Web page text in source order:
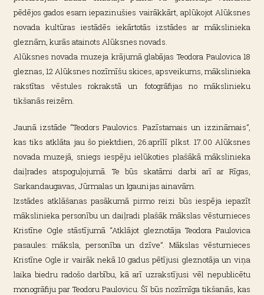
pēdējos gados esam iepazinušies vairākkārt, aplūkojot Alūksnes
novada kultūras iestādēs iekārtotās izstādes ar mākslinieka
gleznām, kurās atainots Alūksnes novads.
Alūksnes novada muzeja krājumā glabājas Teodora Paulovica 18
gleznas, 12 Alūksnes nozīmīšu skices, apsveikums, mākslinieka
rakstītas vēstules rokrakstā un fotogrāfijas no mākslinieku
tikšanās reizēm.
Jaunā izstāde “Teodors Paulovics. Pazīstamais un izzināmais”,
kas tiks atklāta jau šo piektdien, 26.aprīlī plkst. 17.00 Alūksnes
novada muzejā, sniegs iespēju ielūkoties plašākā mākslinieka
daiļrades atspoguļojumā. Te būs skatāmi darbi arī ar Rīgas,
Sarkandaugavas, Jūrmalas un Igaunijas ainavām.
Izstādes atklāšanas pasākumā pirmo reizi būs iespēja iepazīt
mākslinieka personību un daiļradi plašāk mākslas vēsturnieces
Kristīne Ogle stāstījumā “Atklājot gleznotāja Teodora Paulovica
pasaules: māksla, personība un dzīve”. Mākslas vēsturnieces
Kristīne Ogle ir vairāk nekā 10 gadus pētījusi gleznotāja un viņa
laika biedru radošo darbību, kā arī uzrakstījusi vēl nepublicētu
monogrāfiju par Teodoru Paulovicu. Šī būs nozīmīga tikšanās, kas